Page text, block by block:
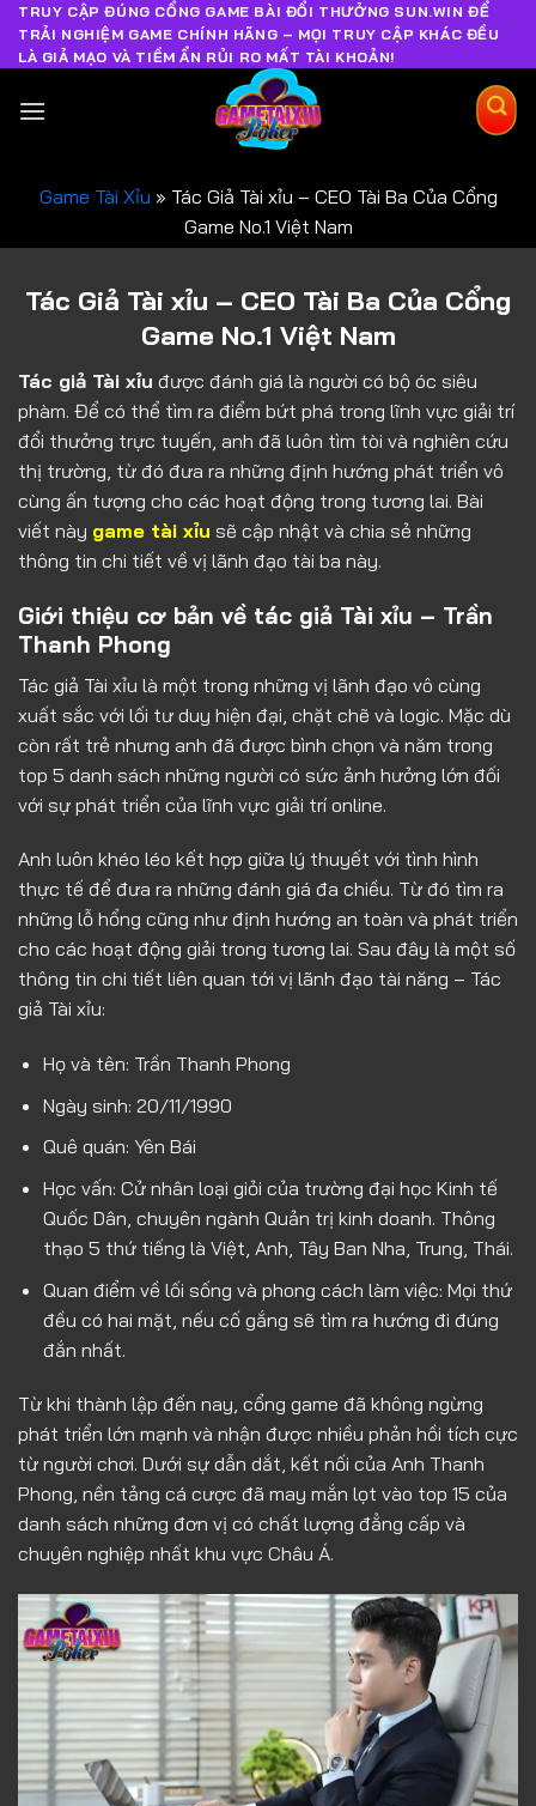
TRUY CẬP ĐÚNG CỔNG GAME BÀI ĐỔI THƯỞNG SUN.WIN ĐỂ
TRẢI NGHIỆM GAME CHÍNH HÃNG – MỌI TRUY CẬP KHÁC ĐỀU
LÀ GIẢ MẠO VÀ TIỀM ẨN RỦI RO MẤT TÀI KHOẢN!
Game Tài Xỉu » Tác Giả Tài xỉu – CEO Tài Ba Của Cổng
Game No.1 Việt Nam
Tác Giả Tài xỉu – CEO Tài Ba Của Cổng
Game No.1 Việt Nam
Tác giả Tài xỉu được đánh giá là người có bộ óc siêu
phàm. Để có thể tìm ra điểm bứt phá trong lĩnh vực giải trí
đổi thưởng trực tuyến, anh đã luôn tìm tòi và nghiên cứu
thị trường, từ đó đưa ra những định hướng phát triển vô
cùng ấn tượng cho các hoạt động trong tương lai. Bài
viết này game tài xỉu sẽ cập nhật và chia sẻ những
thông tin chi tiết về vị lãnh đạo tài ba này.
Giới thiệu cơ bản về tác giả Tài xỉu – Trần
Thanh Phong
Tác giả Tài xỉu là một trong những vị lãnh đạo vô cùng
xuất sắc với lối tư duy hiện đại, chặt chẽ và logic. Mặc dù
còn rất trẻ nhưng anh đã được bình chọn và năm trong
top 5 danh sách những người có sức ảnh hưởng lớn đối
với sự phát triển của lĩnh vực giải trí online.
Anh luôn khéo léo kết hợp giữa lý thuyết với tình hình
thực tế để đưa ra những đánh giá đa chiều. Từ đó tìm ra
những lỗ hổng cũng như định hướng an toàn và phát triển
cho các hoạt động giải trong tương lai. Sau đây là một số
thông tin chi tiết liên quan tới vị lãnh đạo tài năng – Tác
giả Tài xỉu:
Họ và tên: Trần Thanh Phong
Ngày sinh: 20/11/1990
Quê quán: Yên Bái
Học vấn: Cử nhân loại giỏi của trường đại học Kinh tế
Quốc Dân, chuyên ngành Quản trị kinh doanh. Thông
thạo 5 thứ tiếng là Việt, Anh, Tây Ban Nha, Trung, Thái.
Quan điểm về lối sống và phong cách làm việc: Mọi thứ
đều có hai mặt, nếu cố gắng sẽ tìm ra hướng đi đúng
đắn nhất.
Từ khi thành lập đến nay, cổng game đã không ngừng
phát triển lớn mạnh và nhận được nhiều phản hồi tích cực
từ người chơi. Dưới sự dẫn dắt, kết nối của Anh Thanh
Phong, nền tảng cá cược đã may mắn lọt vào top 15 của
danh sách những đơn vị có chất lượng đẳng cấp và
chuyên nghiệp nhất khu vực Châu Á.